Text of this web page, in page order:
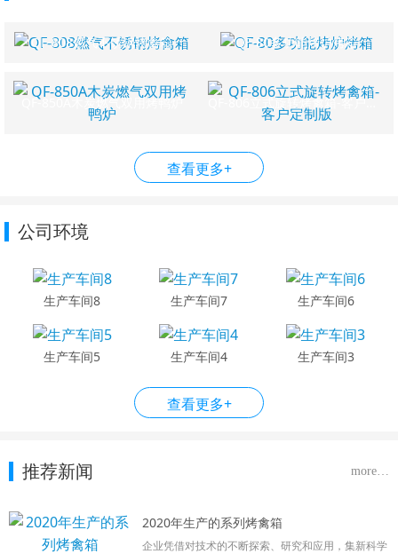
QF-808燃气不锈钢烤禽箱 QF-80多功能烤炉烤箱
QF-850A木炭燃气双用烤鸭炉 QF-806立式旋转烤禽箱-客户定制版
查看更多+
公司环境
生产车间8 生产车间7 生产车间6
生产车间5 生产车间4 生产车间3
查看更多+
推荐新闻 more…
2020年生产的系列烤禽箱
企业凭借对技术的不断探索、研究和应用，集新科学